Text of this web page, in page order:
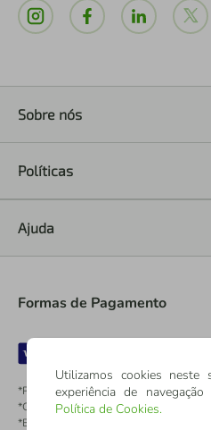
Sobre nós
Políticas
Ajuda
Formas de Pagamento
*Pontos dos Cartões Sicredi
*Cartões Sicredi
*Boleto exclusivo para associados PJ
Utilizamos cookies
experiência de
Política de Cookies.